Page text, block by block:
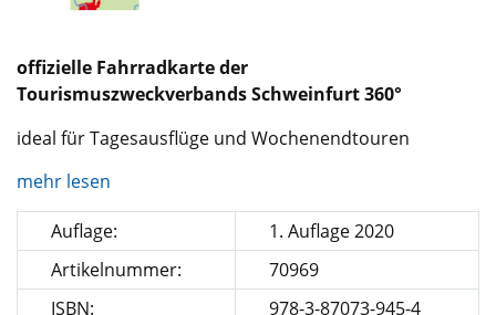
offizielle Fahrradkarte der
Tourismuszweckverbands Schweinfurt 360°
ideal für Tagesausflüge und Wochenendtouren
mehr lesen
Auflage:
1. Auflage 2020
Artikelnummer:
70969
ISBN:
978-3-87073-945-4